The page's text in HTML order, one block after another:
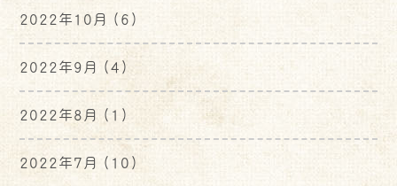
2022年10月 (6)
2022年9月 (4)
2022年8月 (1)
2022年7月 (10)